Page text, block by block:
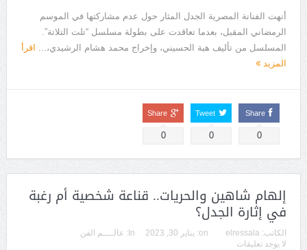
أنهت الفنانة المصرية الجدل المثار حول عدم مشاركتها في الموسم
الرمضاني المقبل، بعدما تعاقدت على بطولة مسلسل “تلت التلاتة”.
المسلسل من تأليف هبة الحسيني، وإخراج محمد هشام الرشيدي،... اقرأ
المزيد
Share
0
Tweet
0
Share
0
إلهام شاهين والحريات.. قناعة شخصية أم رغبة
في إثارة الجدل؟
الكاتب: elressala
on: يناير 30, 2023 In:
عالــــم الفن
لا يوجد تعليقات